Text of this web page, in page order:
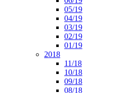
05/19
04/19
03/19
02/19
01/19
2018
11/18
10/18
09/18
08/18